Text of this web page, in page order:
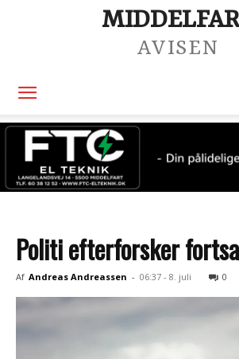
AVISEN
Politi efterforsker
Af Andreas Andreassen - 06:37 - 8. juli 0